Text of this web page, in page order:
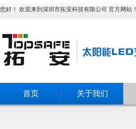
您好！ 欢迎来到深圳市拓安科技有限公司 官方网站！
首页 关于我们